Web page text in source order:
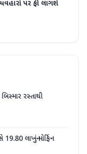
પર ફી લાગશે
રસ્તાથી
લાખનું મોર્ફિન